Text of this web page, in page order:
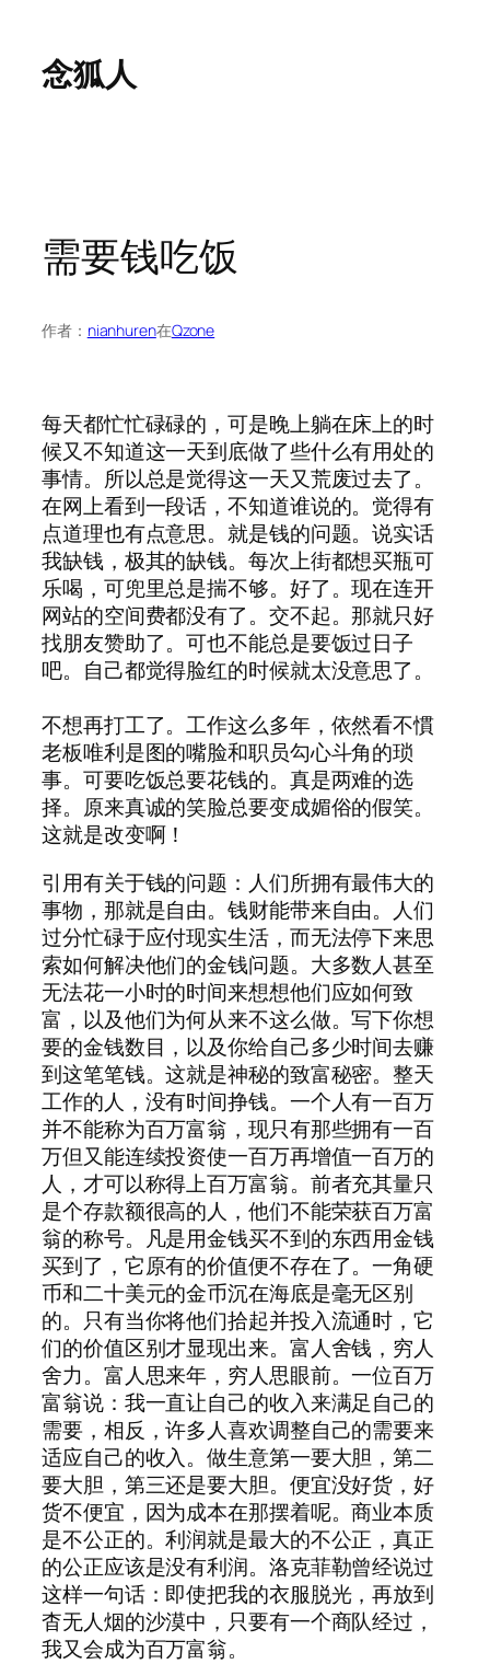
念狐人
需要钱吃饭
作者： nianhuren在Qzone
每天都忙忙碌碌的，可是晚上躺在床上的时
候又不知道这一天到底做了些什么有用处的
事情。所以总是觉得这一天又荒废过去了。
在网上看到一段话，不知道谁说的。觉得有
点道理也有点意思。就是钱的问题。说实话
我缺钱，极其的缺钱。每次上街都想买瓶可
乐喝，可兜里总是揣不够。好了。现在连开
网站的空间费都没有了。交不起。那就只好
找朋友赞助了。可也不能总是要饭过日子
吧。自己都觉得脸红的时候就太没意思了。
不想再打工了。工作这么多年，依然看不慣
老板唯利是图的嘴脸和职员勾心斗角的琐
事。可要吃饭总要花钱的。真是两难的选
择。原来真诚的笑脸总要变成媚俗的假笑。
这就是改变啊！
引用有关于钱的问题：人们所拥有最伟大的
事物，那就是自由。钱财能带来自由。人们
过分忙碌于应付现实生活，而无法停下来思
索如何解决他们的金钱问题。大多数人甚至
无法花一小时的时间来想想他们应如何致
富，以及他们为何从来不这么做。写下你想
要的金钱数目，以及你给自己多少时间去赚
到这笔笔钱。这就是神秘的致富秘密。整天
工作的人，没有时间挣钱。一个人有一百万
并不能称为百万富翁，现只有那些拥有一百
万但又能连续投资使一百万再增值一百万的
人，才可以称得上百万富翁。前者充其量只
是个存款额很高的人，他们不能荣获百万富
翁的称号。凡是用金钱买不到的东西用金钱
买到了，它原有的价值便不存在了。一角硬
币和二十美元的金币沉在海底是毫无区别
的。只有当你将他们拾起并投入流通时，它
们的价值区别才显现出来。富人舍钱，穷人
舍力。富人思来年，穷人思眼前。一位百万
富翁说：我一直让自己的收入来满足自己的
需要，相反，许多人喜欢调整自己的需要来
适应自己的收入。做生意第一要大胆，第二
要大胆，第三还是要大胆。便宜没好货，好
货不便宜，因为成本在那摆着呢。商业本质
是不公正的。利润就是最大的不公正，真正
的公正应该是没有利润。洛克菲勒曾经说过
这样一句话：即使把我的衣服脱光，再放到
杳无人烟的沙漠中，只要有一个商队经过，
我又会成为百万富翁。